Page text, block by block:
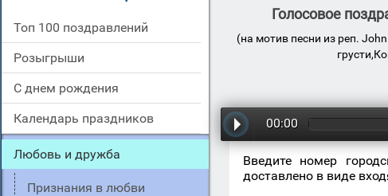
Топ 100 поздравлений
Розыгрыши
С днем рождения
Календарь праздников
Любовь и дружба
Признания в любви
Голосовое
(на мотив песни из реп.
00:00
Введите номер
доставлено в виде